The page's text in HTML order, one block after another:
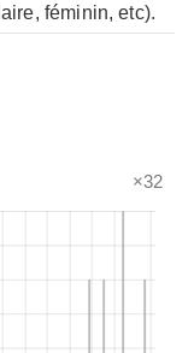
féminin, etc).
×32